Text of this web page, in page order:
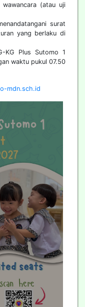
(atau uji
surat
yang berlaku di
KG Plus Sutomo 1
waktu pukul 07.50
mdn.sch.id